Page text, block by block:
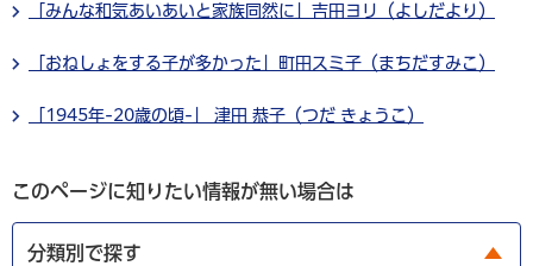
「みんな和気あいあいと家族同然に」吉田ヨリ（よしだより）
「おねしょをする子が多かった」町田スミ子（まちだすみこ）
「1945年-20歳の頃-」 津田 恭子（つだ きょうこ）
このページに知りたい情報が無い場合は
分類別で探す